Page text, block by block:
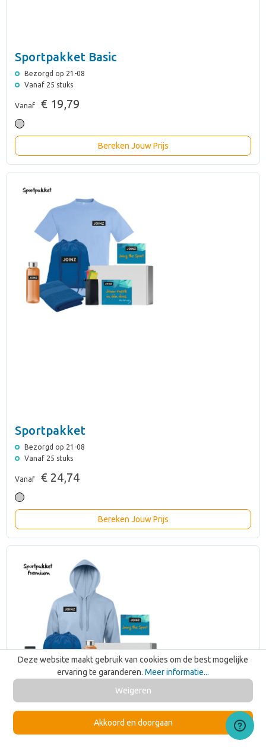
Sportpakket Basic
Bezorgd op 21-08
Vanaf 25 stuks
Vanaf € 19,79
Bereken Jouw Prijs
Sportpakket
Bezorgd op 21-08
Vanaf 25 stuks
Vanaf € 24,74
Bereken Jouw Prijs
Deze website maakt gebruik van cookies om de best mogelijke
ervaring te garanderen. Meer informatie...
Weigeren
Akkoord en doorgaan